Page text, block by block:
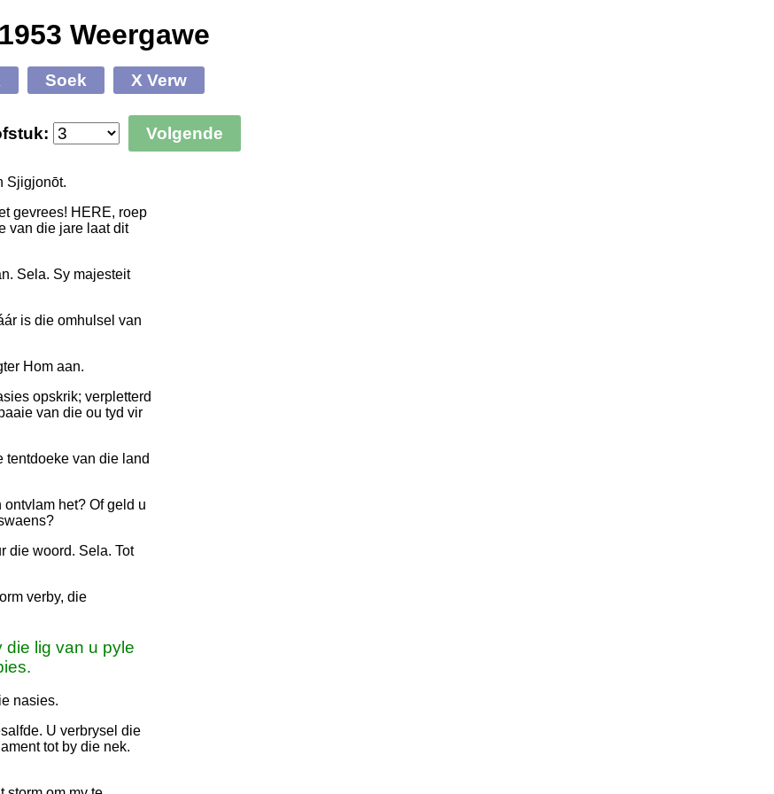
Weergawe
Soek X Verw
Volgende
Sjigjonōt.
gevrees! HERE, roep
van die jare laat dit
Sela. Sy majesteit
is die omhulsel van
Hom aan.
opskrik; verpletterd
van die ou tyd vir
tentdoeke van die land
het? Of geld u
die woord. Sela. Tot
verby, die
die lig van u pyle
nasies.
U verbrysel die
tot by die nek.